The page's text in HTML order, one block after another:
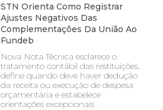
STN Orienta Como Registrar
Ajustes Negativos Das
Complementações Da União Ao
Fundeb
Nova Nota Técnica esclarece o
tratamento contábil das restituições,
define quando deve haver dedução
da receita ou execução de despesa
orçamentária e estabelece
orientações excepcionais